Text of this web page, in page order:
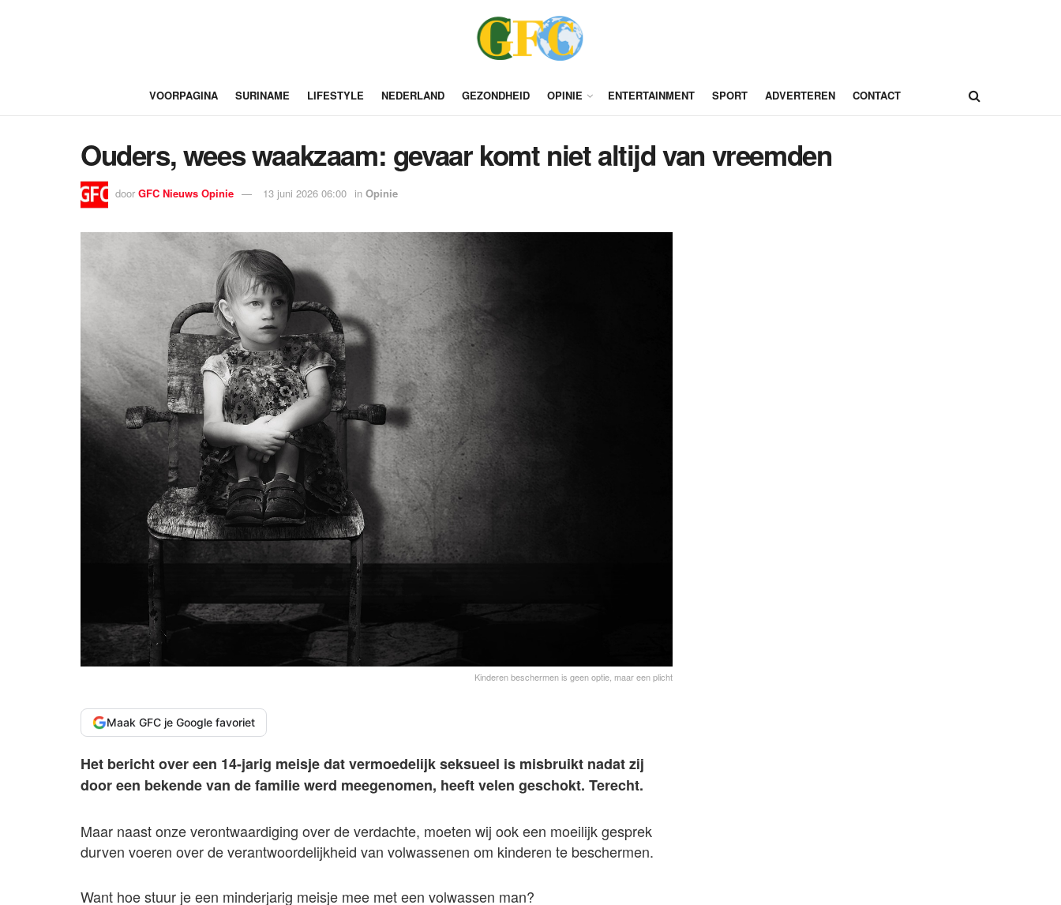
VOORPAGINA SURINAME LIFESTYLE NEDERLAND GEZONDHEID OPINIE ENTERTAINMENT SPORT ADVERTEREN CONTACT
Ouders, wees waakzaam: gevaar komt niet altijd van vreemden
door GFC Nieuws Opinie 13 juni 2026 06:00 in Opinie
Kinderen beschermen is geen optie, maar een plicht
Maak GFC je Google favoriet
Het bericht over een 14-jarig meisje dat vermoedelijk seksueel is misbruikt nadat zij
door een bekende van de familie werd meegenomen, heeft velen geschokt. Terecht.
Maar naast onze verontwaardiging over de verdachte, moeten wij ook een moeilijk gesprek
durven voeren over de verantwoordelijkheid van volwassenen om kinderen te beschermen.
Want hoe stuur je een minderjarig meisje mee met een volwassen man?